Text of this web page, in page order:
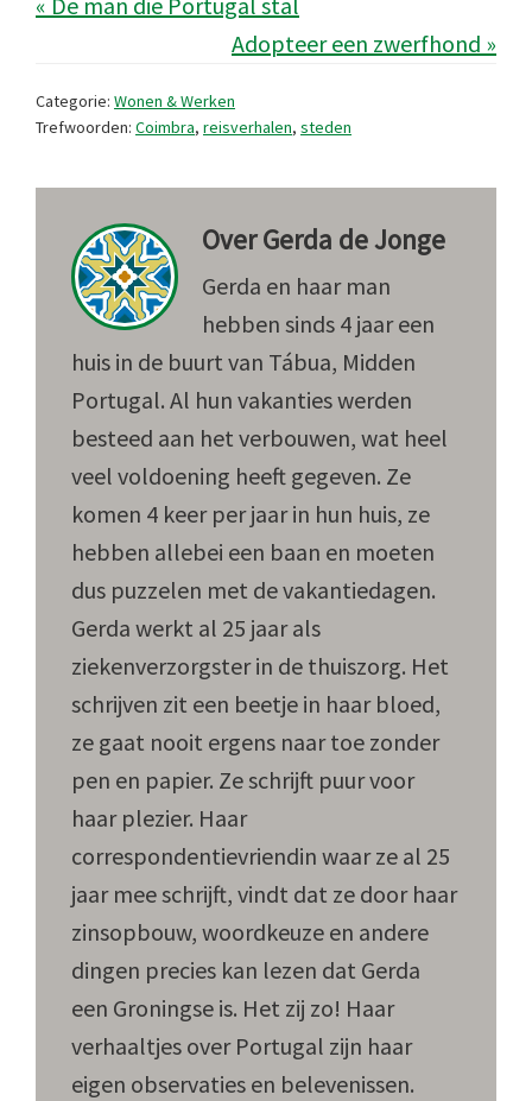
Adopteer een zwerfhond »
Categorie: Wonen & Werken
Trefwoorden: Coimbra, reisverhalen, steden
OverGerda de Jonge
Gerda en haar man
hebben sinds 4 jaar een
huis in de buurt van Tábua, Midden
Portugal. Al hun vakanties werden
besteed aan het verbouwen, wat heel
veel voldoening heeft gegeven. Ze
komen 4 keer per jaar in hun huis, ze
hebben allebei een baan en moeten
dus puzzelen met de vakantiedagen.
Gerda werkt al 25 jaar als
ziekenverzorgster in de thuiszorg. Het
schrijven zit een beetje in haar bloed,
ze gaat nooit ergens naar toe zonder
pen en papier. Ze schrijft puur voor
haar plezier. Haar
correspondentievriendin waar ze al 25
jaar mee schrijft, vindt dat ze door haar
zinsopbouw, woordkeuze en andere
dingen precies kan lezen dat Gerda
een Groningse is. Het zij zo! Haar
verhaaltjes over Portugal zijn haar
eigen observaties en belevenissen.